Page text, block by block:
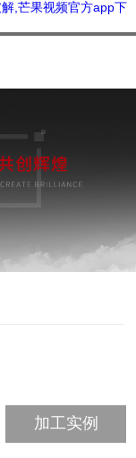
,芒果视频官方app下
加工实例